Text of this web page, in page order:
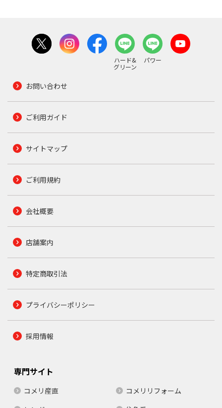
ハード&
グリーン
パワー
お問い合わせ
ご利用ガイド
サイトマップ
ご利用規約
会社概要
店舗案内
特定商取引法
プライバシーポリシー
採用情報
専門サイト
コメリ産直
コメリリフォーム